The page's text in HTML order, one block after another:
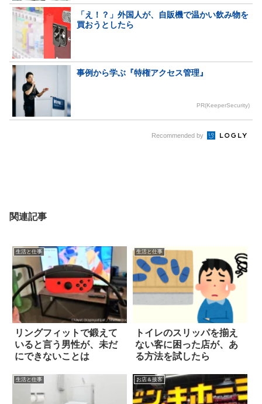
「え！？」外国人が、自販機で温かい飲み物を
買おうとしたら
事例から学ぶ『特権アクセス管理』
PR(KeeperSecurity)
Recommended by
関連記事
生活と仕事
リングフィットで鍛えて
いると言う男性が、未だ
にできないことは
生活と仕事
トイレのスリッパを揃え
ない客に困った店が、あ
る方法を試したら
生活と仕事 お店＆接客